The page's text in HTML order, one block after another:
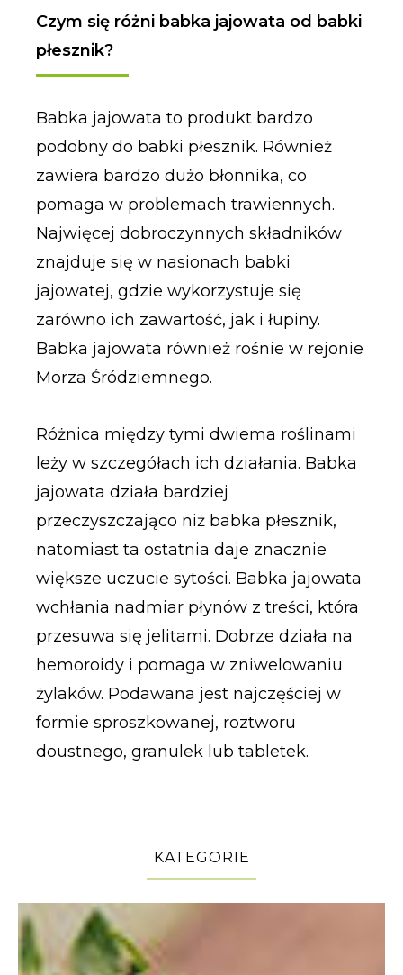
Czym się różni babka jajowata od babki
płesznik?
Babka jajowata to produkt bardzo
podobny do babki płesznik. Również
zawiera bardzo dużo błonnika, co
pomaga w problemach trawiennych.
Najwięcej dobroczynnych składników
znajduje się w nasionach babki
jajowatej, gdzie wykorzystuje się
zarówno ich zawartość, jak i łupiny.
Babka jajowata również rośnie w rejonie
Morza Śródziemnego.
Różnica między tymi dwiema roślinami
leży w szczegółach ich działania. Babka
jajowata działa bardziej
przeczyszczająco niż babka płesznik,
natomiast ta ostatnia daje znacznie
większe uczucie sytości. Babka jajowata
wchłania nadmiar płynów z treści, która
przesuwa się jelitami. Dobrze działa na
hemoroidy i pomaga w zniwelowaniu
żylaków. Podawana jest najczęściej w
formie sproszkowanej, roztworu
doustnego, granulek lub tabletek.
KATEGORIE